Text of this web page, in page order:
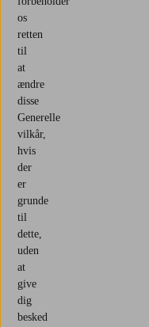
os
retten
til
at
ændre
disse
Generelle
vilkår,
hvis
der
er
grunde
til
dette,
uden
at
give
dig
besked